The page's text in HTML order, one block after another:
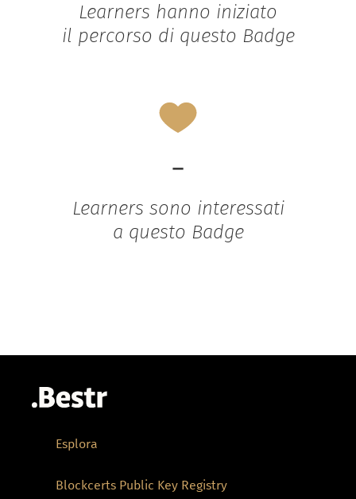
Learners hanno iniziato
il percorso di questo Badge
-
Learners sono interessati
a questo Badge
Esplora
Blockcerts Public Key Registry